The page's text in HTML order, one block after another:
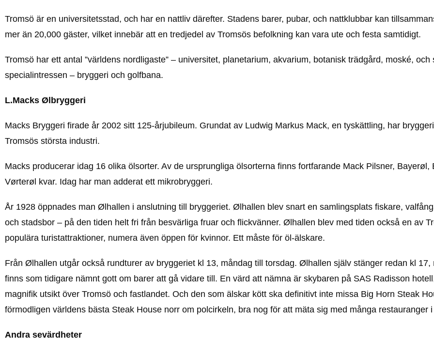
Tromsö är en universitetsstad, och har en nattliv därefter. Stadens barer, pubar, och nattklubbar kan
mer än 20,000 gäster, vilket innebär att en tredjedel av Tromsös befolkning kan vara ute och festa samtidigt.
Tromsö har ett antal ”världens nordligaste” – universitet, planetarium, akvarium, botanisk trädgård, moské, och
specialintressen – bryggeri och golfbana.
L.Macks Ølbryggeri
Macks Bryggeri firade år 2002 sitt 125-årjubileum. Grundat av Ludwig Markus Mack, en tyskättling, har
Tromsös största industri.
Macks producerar idag 16 olika ölsorter. Av de ursprungliga ölsorterna finns fortfarande Mack Pilsner, Bayerøl,
Vørterøl kvar. Idag har man adderat ett mikrobryggeri.
År 1928 öppnades man Ølhallen i anslutning till bryggeriet. Ølhallen blev snart en samlingsplats fiskare,
och stadsbor – på den tiden helt fri från besvärliga fruar och flickvänner. Ølhallen blev med tiden också en av
populära turistattraktioner, numera även öppen för kvinnor. Ett måste för öl-älskare.
Från Ølhallen utgår också rundturer av bryggeriet kl 13, måndag till torsdag. Ølhallen själv stänger redan kl 17,
finns som tidigare nämnt gott om barer att gå vidare till. En värd att nämna är skybaren på SAS Radisson
magnifik utsikt över Tromsö och fastlandet. Och den som älskar kött ska definitivt inte missa Big Horn Steak
förmodligen världens bästa Steak House norr om polcirkeln, bra nog för att mäta sig med många restauranger i
Andra sevärdheter